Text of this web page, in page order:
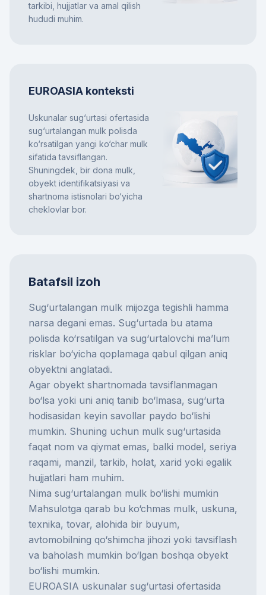
tarkibi, hujjatlar va amal qilish
hududi muhim.
EUROASIA konteksti
Uskunalar sug‘urtasi ofertasida
sug‘urtalangan mulk polisda
ko‘rsatilgan yangi ko‘char mulk
sifatida tavsiflangan.
Shuningdek, bir dona mulk,
obyekt identifikatsiyasi va
shartnoma istisnolari bo‘yicha
cheklovlar bor.
Batafsil izoh
Sug‘urtalangan mulk mijozga tegishli hamma
narsa degani emas. Sug‘urtada bu atama
polisda ko‘rsatilgan va sug‘urtalovchi ma’lum
risklar bo‘yicha qoplamaga qabul qilgan aniq
obyektni anglatadi.
Agar obyekt shartnomada tavsiflanmagan
bo‘lsa yoki uni aniq tanib bo‘lmasa, sug‘urta
hodisasidan keyin savollar paydo bo‘lishi
mumkin. Shuning uchun mulk sug‘urtasida
faqat nom va qiymat emas, balki model, seriya
raqami, manzil, tarkib, holat, xarid yoki egalik
hujjatlari ham muhim.
Nima sug‘urtalangan mulk bo‘lishi mumkin
Mahsulotga qarab bu ko‘chmas mulk, uskuna,
texnika, tovar, alohida bir buyum,
avtomobilning qo‘shimcha jihozi yoki tavsiflash
va baholash mumkin bo‘lgan boshqa obyekt
bo‘lishi mumkin.
EUROASIA uskunalar sug‘urtasi ofertasida